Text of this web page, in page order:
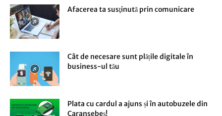
Afacerea ta susţinută prin comunicare
Cât de necesare sunt plățile digitale în
business-ul tău
Plata cu cardul a ajuns și în autobuzele din
Caransebeș!